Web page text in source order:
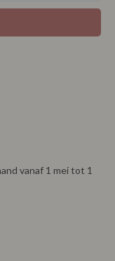
vanaf 1 mei tot 1